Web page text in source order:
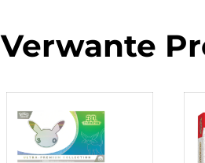
Verwante